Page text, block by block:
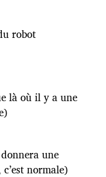
robot
là où il y a une
une
normale)